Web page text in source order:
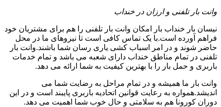
وانت بار تلفنی و ارزان در خنداب
نیسان بار خنداب بار امکان وانت بار تلفنی را هم برای مشتریان خود
فراهم آورده است.با یک تماس کافی است تا نیروهای ما در محل
حاضر شوند و در امر اسباب کشی یاری رسان شما باشند.وانت بار
تلفنی در تمام مناطق خنداب دارای شعبه می باشد و تمام خدمات
باربری و حمل بار را با بهترین کیفیت به شما ارائه می دهد.
وانت بار ما همیشه و در تمام مراحل به رضایت شما می
اندیشد.همواره به رعایت قوانین اتحادیه باربری پایبند است و در این
دوران کورونا هم به سلامتی و حال خوب شما اهمیت می دهد.